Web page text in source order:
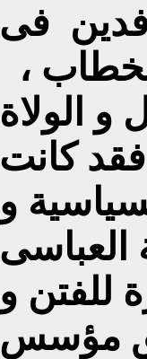
فى
،
و الولاة
كانت
و
العباسى
للفتن و
مؤسس